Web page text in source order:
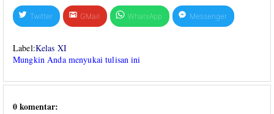
Twitter GMail WhatsApp Messenger
Label:Kelas XI
Mungkin Anda menyukai tulisan ini
0 komentar: